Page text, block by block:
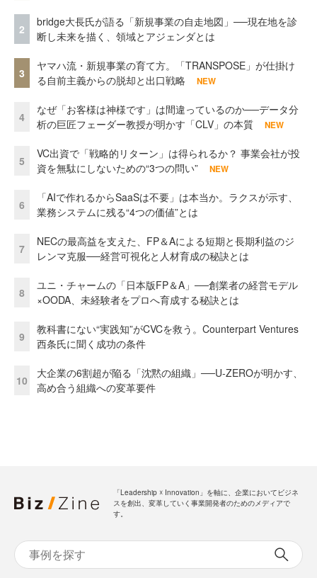
2
bridge大長氏が語る「新規事業の自走地図」──現在地を診
断し未来を描く、領域とアジェンダとは
3
ヤマハ流・新規事業の育て方。「TRANSPOSE」が仕掛け
る自前主義からの脱却と出口戦略
NEW
4
なぜ「お客様は神様です」は間違っているのか──データ分
析の巨匠フェーダー教授が明かす「CLV」の本質
NEW
5
VC出資で「戦略的リターン」は得られるか？ 事業会社が投
資を無駄にしないための“3つの問い”
NEW
6
「AIで作れるからSaaSは不要」は本当か。ラクスが示す、
業務システムに残る“4つの価値”とは
7
NECの最高益を支えた、FP＆Aによる短期と長期利益のジ
レンマ克服──経営可視化と人材育成の秘訣とは
8
ユニ・チャームの「日本版FP＆A」──創業者の経営モデル
×OODA、未経験者をプロへ育成する秘訣とは
9
教科書にない“実践知”がCVCを救う。Counterpart Ventures
西条氏に聞く成功の条件
10
大企業の6割超が陥る「沈黙の組織」──U-ZEROが明かす、
高め合う組織への変革要件
「Leadership ☓ Innovation」を軸に、企業においてビジネ
スを創出、変革していく事業開発者のためのメディアで
す。